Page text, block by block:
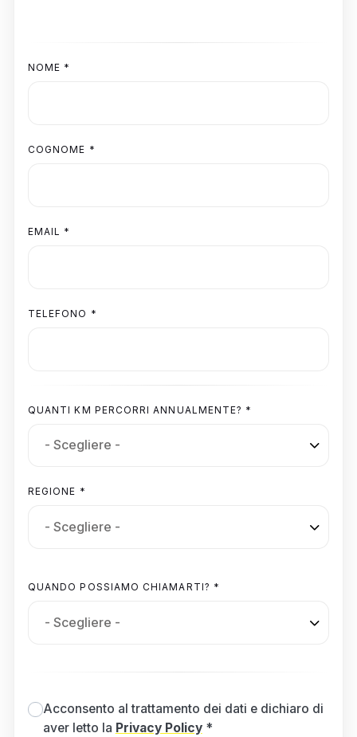
NOME *
COGNOME *
EMAIL *
TELEFONO *
QUANTI KM PERCORRI ANNUALMENTE? *
REGIONE *
QUANDO POSSIAMO CHIAMARTI? *
Acconsento al trattamento dei dati e dichiaro di
aver letto la Privacy Policy*